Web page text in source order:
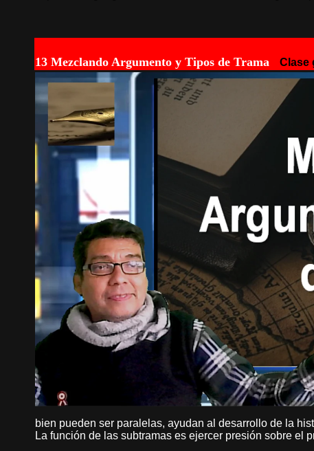
13 Mezclando Argumento y Tipos de Trama Clase
bien pueden ser paralelas, ayudan al desarrollo de la
La función de las subtramas es ejercer presión sobre el